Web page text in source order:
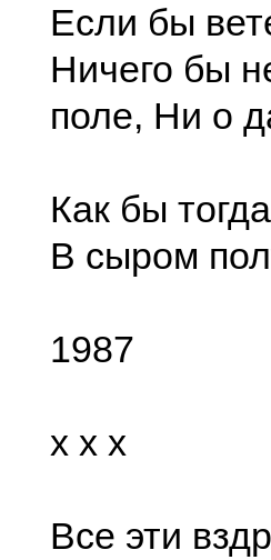
Если бы
Ничего бы
поле, Ни о
Как бы
В сыром
1987
x x x
Все эти